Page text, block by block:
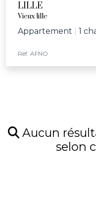
LILLE
Vieux lille
Appartement 1
Réf. AFNO
Aucun
selon